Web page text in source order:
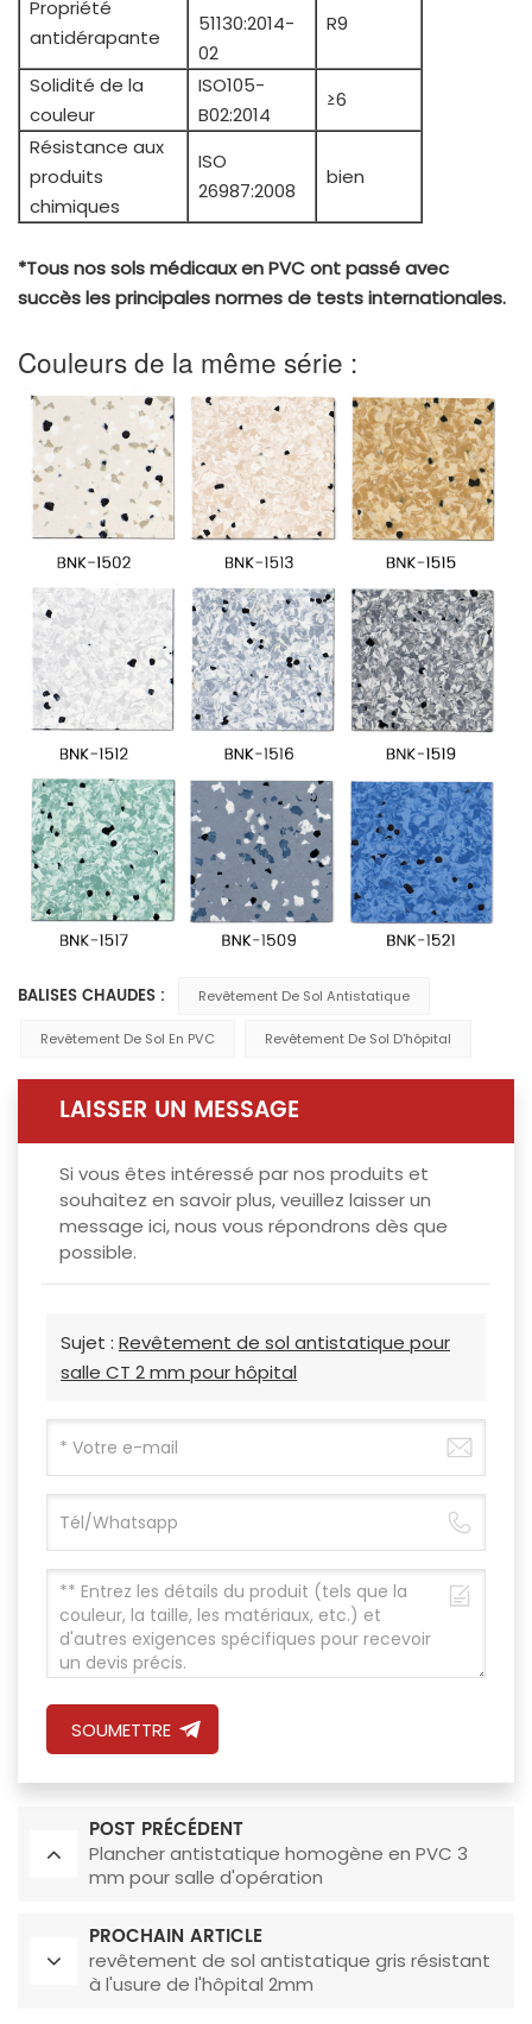
Propriété
antidérapante
51130:2014-
02
R9
Solidité de la
couleur
ISO105-
B02:2014
≥6
Résistance aux
produits
chimiques
ISO
26987:2008
bien
*Tous nos sols médicaux en PVC ont passé avec
succès les principales normes de tests internationales.
Couleurs de la même série :
BALISES CHAUDES : Revêtement De Sol Antistatique
Revêtement De Sol En PVC Revêtement De Sol D'hôpital
LAISSER UN MESSAGE
Si vous êtes intéressé par nos produits et
souhaitez en savoir plus, veuillez laisser un
message ici, nous vous répondrons dès que
possible.
Sujet : Revêtement de sol antistatique pour
salle CT 2 mm pour hôpital
SOUMETTRE
POST PRÉCÉDENT
Plancher antistatique homogène en PVC 3
mm pour salle d'opération
PROCHAIN ARTICLE
revêtement de sol antistatique gris résistant
à l'usure de l'hôpital 2mm